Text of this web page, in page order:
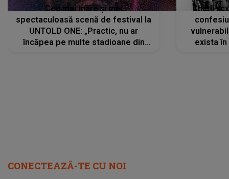
Cea mai mare și mai
spectaculoasă scenă de festival la
UNTOLD ONE: „Practic, nu ar
încăpea pe multe stadioane din
Charli
exista
CONECTEAZĂ-TE CU NOI